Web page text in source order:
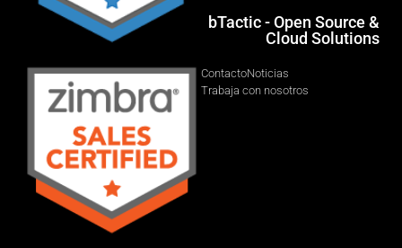
bTactic - Open Source &
Cloud Solutions
ContactoNoticias
Trabaja con nosotros